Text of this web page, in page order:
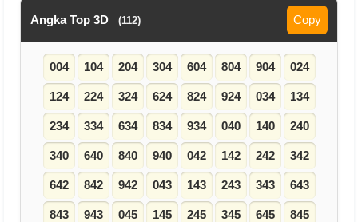
Angka Top 3D (112) Copy
004 104 204 304 604 804 904 024
124 224 324 624 824 924 034 134
234 334 634 834 934 040 140 240
340 640 840 940 042 142 242 342
642 842 942 043 143 243 343 643
843 943 045 145 245 345 645 845